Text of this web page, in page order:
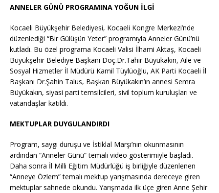
ANNELER GÜNÜ PROGRAMINA YOĞUN İLGİ
Kocaeli Büyükşehir Belediyesi, Kocaeli Kongre Merkezi’nde
düzenlediği “Bir Gülüşün Yeter” programıyla Anneler Günü’nü
kutladı. Bu özel programa Kocaeli Valisi İlhami Aktaş, Kocaeli
Büyükşehir Belediye Başkanı Doç.Dr.Tahir Büyükakın, Aile ve
Sosyal Hizmetler İl Müdürü Kamil Tüylüoğlu, AK Parti Kocaeli İl
Başkanı Dr.Şahin Talus, Başkan Büyükakın’ın annesi Semra
Büyükakın, siyasi parti temsilcileri, sivil toplum kuruluşları ve
vatandaşlar katıldı.
MEKTUPLAR DUYGULANDIRDI
Program, saygı duruşu ve İstiklal Marşı’nın okunmasının
ardından “Anneler Günü” temalı video gösterimiyle başladı.
Daha sonra İl Milli Eğitim Müdürlüğü iş birliğiyle düzenlenen
“Anneye Özlem” temalı mektup yarışmasında dereceye giren
mektuplar sahnede okundu. Yarışmada ilk üçe giren Anne Şehir